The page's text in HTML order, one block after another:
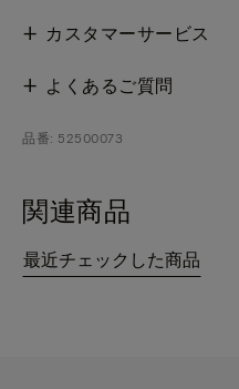
カスタマーサービス
よくあるご質問
品番: 52500073
関連商品
最近チェックした商品